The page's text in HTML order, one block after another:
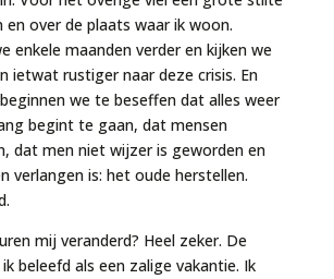
en over de plaats waar ik woon.
enkele maanden verder en kijken we
ietwat rustiger naar deze crisis. En
we te beseffen dat alles weer
begint te gaan, dat mensen
dat men niet wijzer is geworden en
verlangen is: het oude herstellen.
mij veranderd? Heel zeker. De
beleefd als een zalige vakantie. Ik